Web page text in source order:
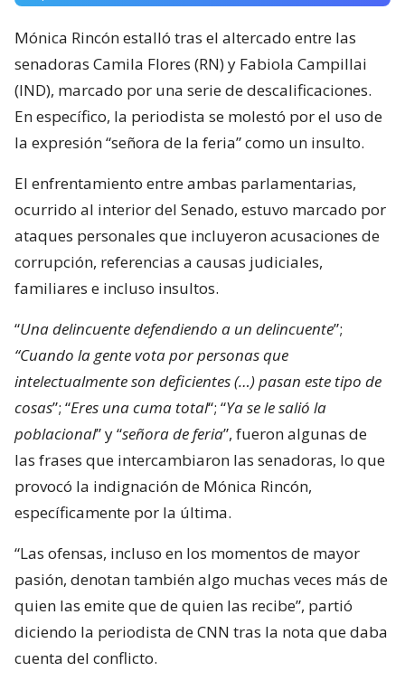
Mónica Rincón estalló tras el altercado entre las
senadoras Camila Flores (RN) y Fabiola Campillai
(IND), marcado por una serie de descalificaciones.
En específico, la periodista se molestó por el uso de
la expresión “señora de la feria” como un insulto.
El enfrentamiento entre ambas parlamentarias,
ocurrido al interior del Senado, estuvo marcado por
ataques personales que incluyeron acusaciones de
corrupción, referencias a causas judiciales,
familiares e incluso insultos.
“Una delincuente defendiendo a un delincuente”;
“Cuando la gente vota por personas que
intelectualmente son deficientes (…) pasan este tipo de
cosas”; “Eres una cuma total“; “Ya se le salió la
poblacional” y “señora de feria”, fueron algunas de
las frases que intercambiaron las senadoras, lo que
provocó la indignación de Mónica Rincón,
específicamente por la última.
“Las ofensas, incluso en los momentos de mayor
pasión, denotan también algo muchas veces más de
quien las emite que de quien las recibe”, partió
diciendo la periodista de CNN tras la nota que daba
cuenta del conflicto.